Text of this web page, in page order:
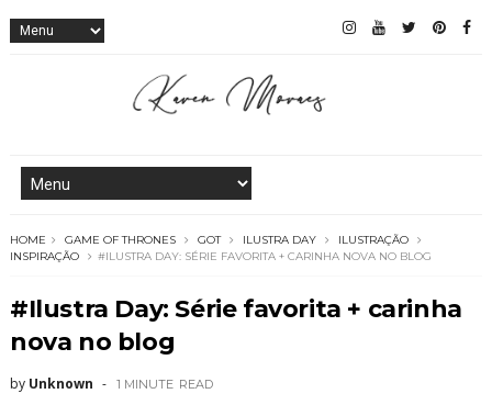
HOME GAME OF THRONES GOT ILUSTRA DAY
ILUSTRAÇÃO
INSPIRAÇÃO
#ILUSTRA DAY: SÉRIE FAVORITA + CARINHA NOVA NO BLOG
#Ilustra Day: Série favorita + carinha
nova no blog
by Unknown 1 MINUTE READ